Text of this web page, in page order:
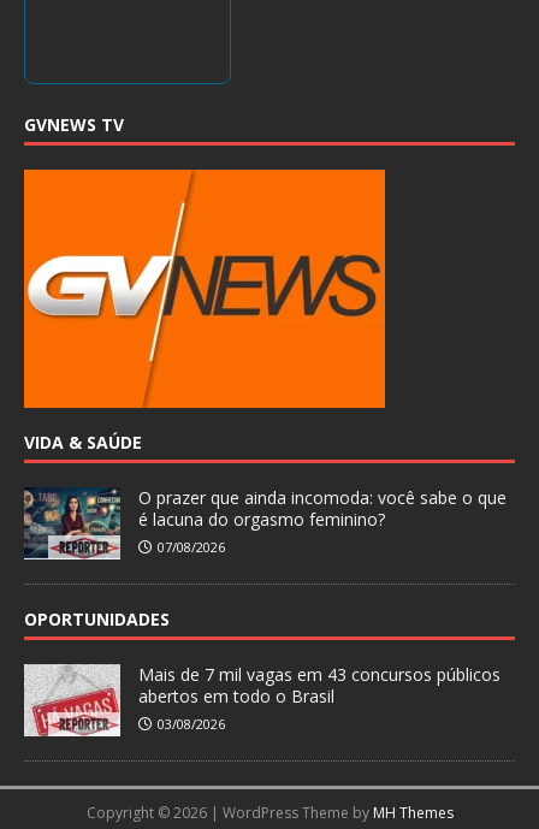
GVNEWS TV
VIDA & SAÚDE
O prazer que ainda incomoda: você sabe o que
é lacuna do orgasmo feminino?
07/08/2026
OPORTUNIDADES
Mais de 7 mil vagas em 43 concursos públicos
abertos em todo o Brasil
03/08/2026
Copyright © 2026 | WordPress Theme by MH Themes